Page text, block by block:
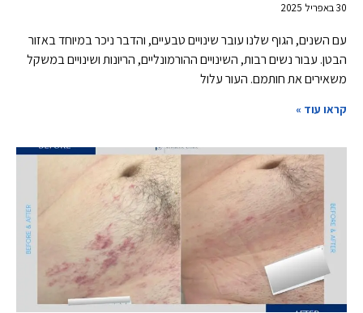
30 באפריל 2025
עם השנים, הגוף שלנו עובר שינויים טבעיים, והדבר ניכר במיוחד באזור
הבטן. עבור נשים רבות, השינויים ההורמונליים, הריונות ושינויים במשקל
משאירים את חותמם. העור עלול
קראו עוד »